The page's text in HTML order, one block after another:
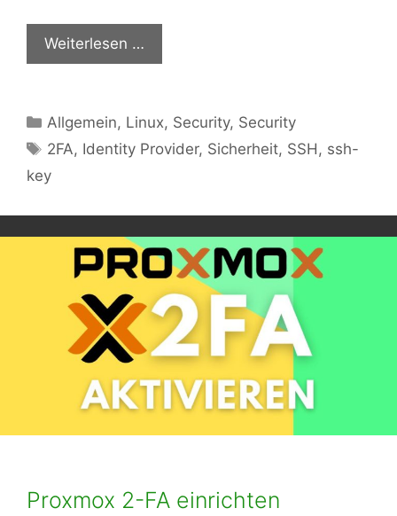
Weiterlesen …
Kategorien
Allgemein, Linux, Security, Security
Schlagwörter
2FA, Identity Provider, Sicherheit, SSH , ssh-
key
Proxmox 2-FA einrichten